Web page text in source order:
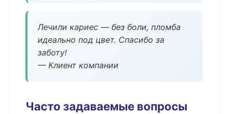
Лечили кариес — без боли, пломба
идеально под цвет. Спасибо за
заботу!
— Клиент компании
Часто задаваемые вопросы